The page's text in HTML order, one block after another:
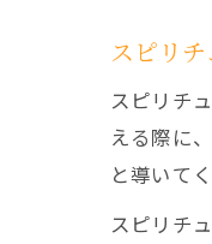
スピリ
スピリチ
える際に
と導いて
スピリチ